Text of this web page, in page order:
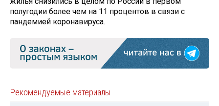
полугодии более чем на 11 процентов в связи с
пандемией коронавируса.
Рекомендуемые материалы